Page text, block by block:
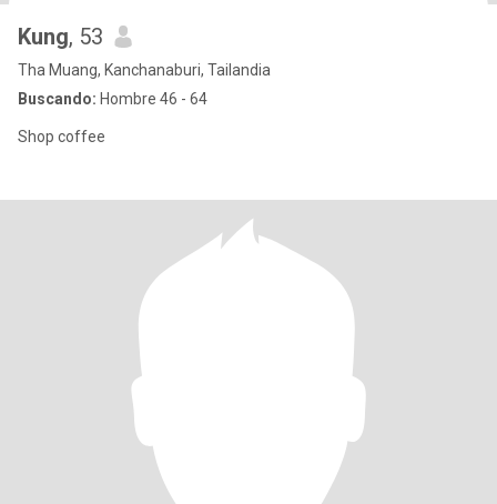
Kung, 53
Tha Muang, Kanchanaburi, Tailandia
Buscando: Hombre 46 - 64
Shop coffee